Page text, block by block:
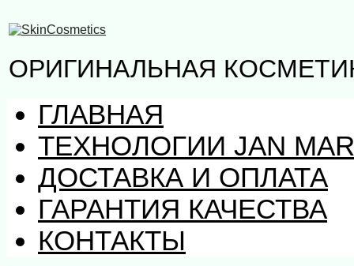
ОРИГИНАЛЬНАЯ
ГЛАВНАЯ
ТЕХНОЛОГИИ JAN
ДОСТАВКА И ОПЛАТА
ГАРАНТИЯ КАЧЕСТВА
КОНТАКТЫ